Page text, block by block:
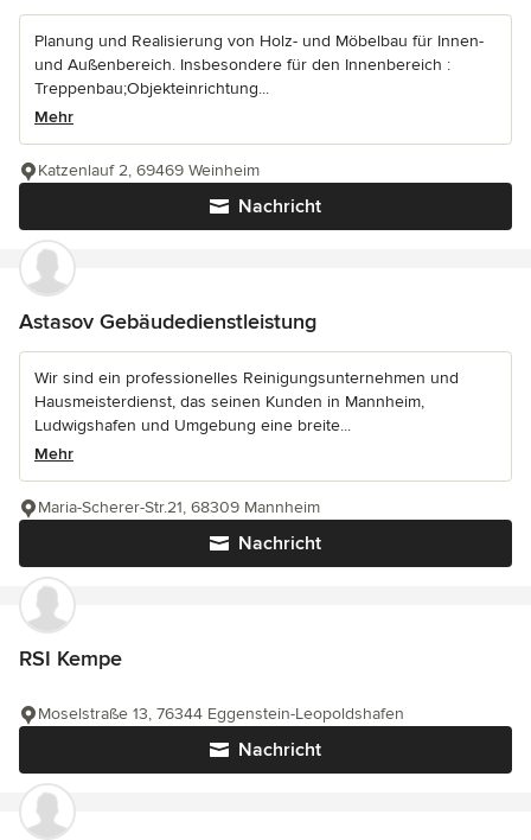
Planung und Realisierung von Holz- und Möbelbau für Innen-
und Außenbereich. Insbesondere für den Innenbereich :
Treppenbau;Objekteinrichtung...
Mehr
Nachricht
Katzenlauf 2, 69469 Weinheim
Astasov Gebäudedienstleistung
Wir sind ein professionelles Reinigungsunternehmen und
Hausmeisterdienst, das seinen Kunden in Mannheim,
Ludwigshafen und Umgebung eine breite...
Mehr
Nachricht
Maria-Scherer-Str.21, 68309 Mannheim
RSI Kempe
Nachricht
Moselstraße 13, 76344 Eggenstein-Leopoldshafen